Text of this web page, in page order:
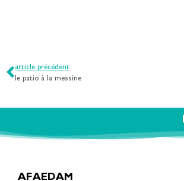
article précédent
le patio à la messine
AFAEDAM